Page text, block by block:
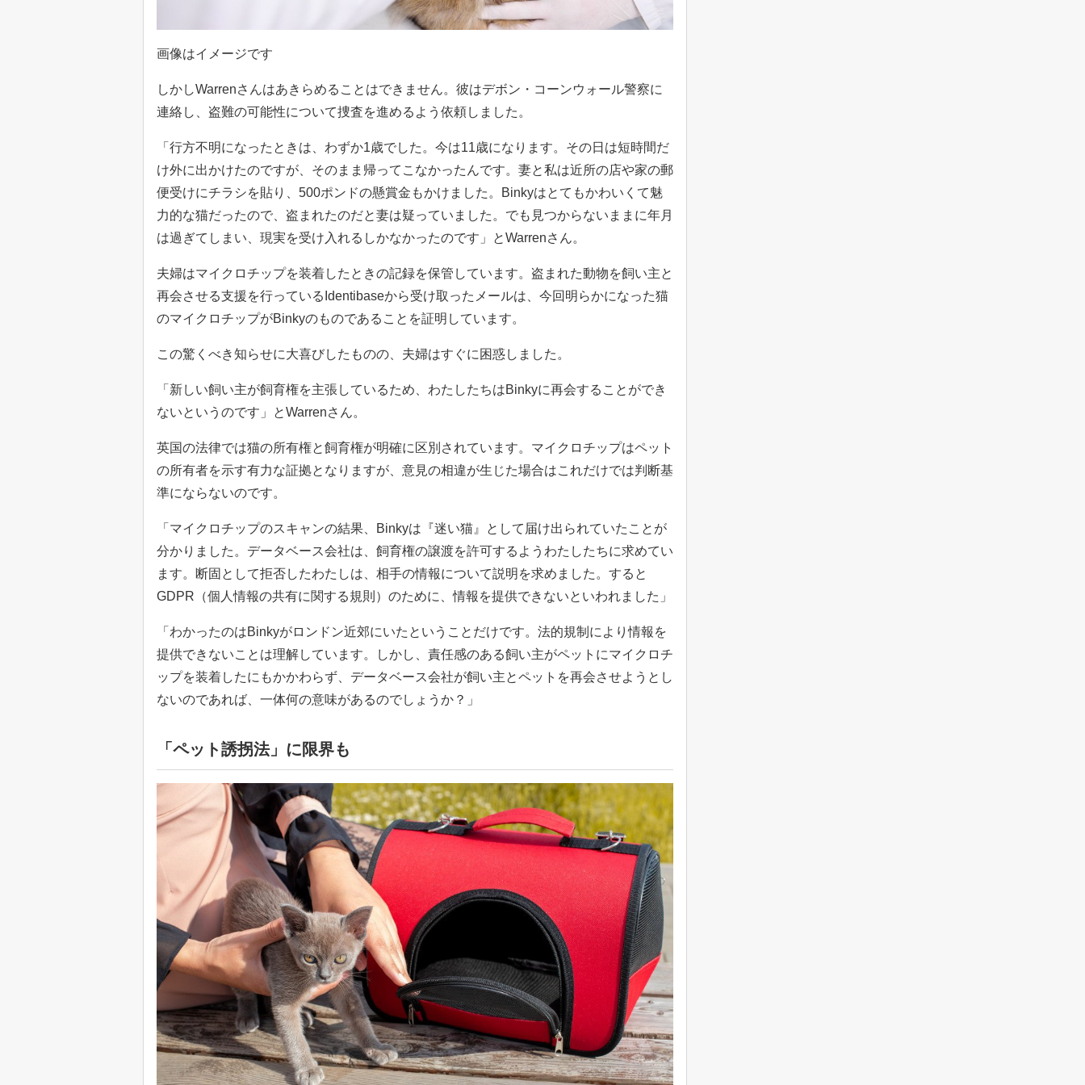
画像はイメージです
しかしWarrenさんはあきらめることはできません。彼はデボン・コーンウォール警察に
連絡し、盗難の可能性について捜査を進めるよう依頼しました。
「行方不明になったときは、わずか1歳でした。今は11歳になります。その日は短時間だ
け外に出かけたのですが、そのまま帰ってこなかったんです。妻と私は近所の店や家の郵
便受けにチラシを貼り、500ポンドの懸賞金もかけました。Binkyはとてもかわいくて魅
力的な猫だったので、盗まれたのだと妻は疑っていました。でも見つからないままに年月
は過ぎてしまい、現実を受け入れるしかなかったのです」とWarrenさん。
夫婦はマイクロチップを装着したときの記録を保管しています。盗まれた動物を飼い主と
再会させる支援を行っているIdentibaseから受け取ったメールは、今回明らかになった猫
のマイクロチップがBinkyのものであることを証明しています。
この驚くべき知らせに大喜びしたものの、夫婦はすぐに困惑しました。
「新しい飼い主が飼育権を主張しているため、わたしたちはBinkyに再会することができ
ないというのです」とWarrenさん。
英国の法律では猫の所有権と飼育権が明確に区別されています。マイクロチップはペット
の所有者を示す有力な証拠となりますが、意見の相違が生じた場合はこれだけでは判断基
準にならないのです。
「マイクロチップのスキャンの結果、Binkyは『迷い猫』として届け出られていたことが
分かりました。データベース会社は、飼育権の譲渡を許可するようわたしたちに求めてい
ます。断固として拒否したわたしは、相手の情報について説明を求めました。すると
GDPR（個人情報の共有に関する規則）のために、情報を提供できないといわれました」
「わかったのはBinkyがロンドン近郊にいたということだけです。法的規制により情報を
提供できないことは理解しています。しかし、責任感のある飼い主がペットにマイクロチ
ップを装着したにもかかわらず、データベース会社が飼い主とペットを再会させようとし
ないのであれば、一体何の意味があるのでしょうか？」
「ペット誘拐法」に限界も